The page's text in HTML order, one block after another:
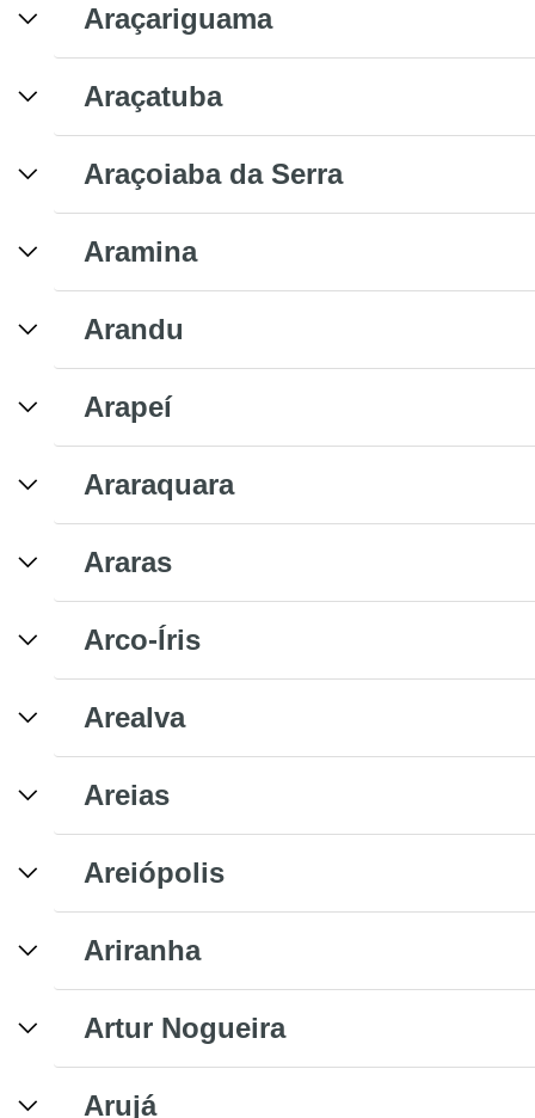
Araçariguama
Araçatuba
Araçoiaba da Serra
Aramina
Arandu
Arapeí
Araraquara
Araras
Arco-Íris
Arealva
Areias
Areiópolis
Ariranha
Artur Nogueira
Arujá